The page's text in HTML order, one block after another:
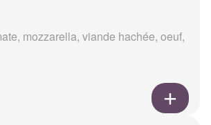
mozzarella, viande hachée, oeuf,